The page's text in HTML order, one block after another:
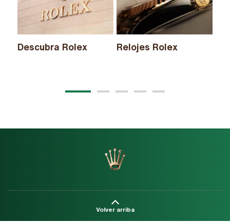
Descubra Rolex Relojes Rolex
Volver arriba